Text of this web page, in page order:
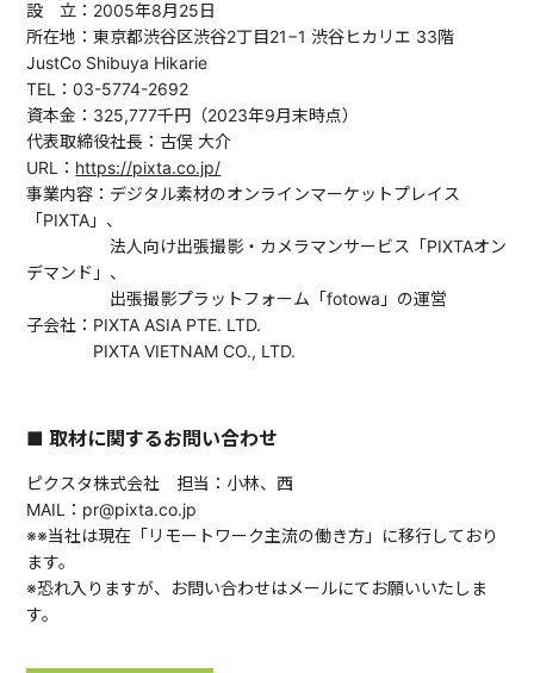
設 立：2005年8月25日
所在地：東京都渋谷区渋谷2丁目21−1 渋谷ヒカリエ 33階
JustCo Shibuya Hikarie
TEL：03-5774-2692
資本金：325,777千円（2023年9月末時点）
代表取締役社長：古俣 大介
URL： https://pixta.co.jp/
事業内容：デジタル素材のオンラインマーケットプレイス
「PIXTA」、
法人向け出張撮影・カメラマンサービス「PIXTAオン
デマンド」、
出張撮影プラットフォーム「fotowa」の運営
子会社：PIXTA ASIA PTE. LTD.
PIXTA VIETNAM CO., LTD.
■ 取材に関するお問い合わせ
ピクスタ株式会社 担当：小林、西
MAIL：pr@pixta.co.jp
※※当社は現在「リモートワーク主流の働き方」に移行しており
ます。
※恐れ入りますが、お問い合わせはメールにてお願いいたしま
す。